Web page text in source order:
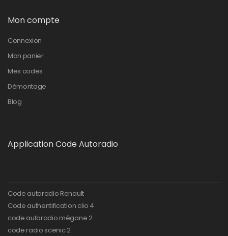
Mon compte
Connexion
Mon panier
Mes codes
Démontage
Blog
Application Code Autoradio
Code autoradio Renault
Code authentification clio 4
code autoradio mégane 2
code radio scenic 2